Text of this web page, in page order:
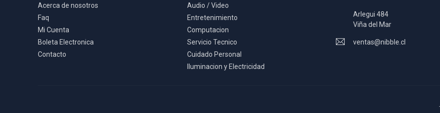
Acerca de nosotros
Faq
Mi Cuenta
Boleta Electronica
Contacto
Audio / Video
Entretenimiento
Computacion
Servicio Tecnico
Cuidado Personal
Iluminacion y Electricidad
Arlegui 484
Viña del Mar
ventas@nibble.cl